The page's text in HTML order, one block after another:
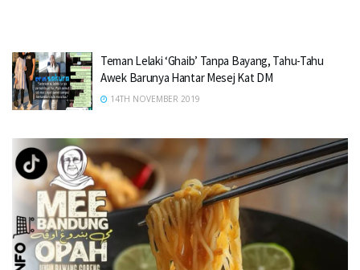
Teman Lelaki ‘Ghaib’ Tanpa Bayang, Tahu-Tahu
Awek Barunya Hantar Mesej Kat DM
14TH NOVEMBER 2019